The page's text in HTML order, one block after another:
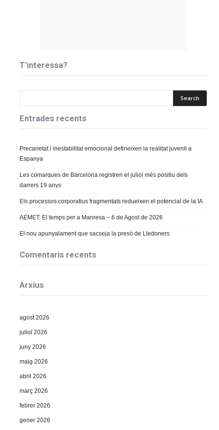
T’interessa?
Entrades recents
Precarietat i inestabilitat emocional defineixen la realitat juvenil a
Espanya
Les comarques de Barcelona registren el juliol més positiu dels
darrers 19 anys
Els processos corporatius fragmentats redueixen el potencial de la IA
AEMET: El temps per a Manresa – 6 de Agost de 2026
El nou apunyalament que sacseja la presó de Lledoners
Comentaris recents
Arxius
agost 2026
juliol 2026
juny 2026
maig 2026
abril 2026
març 2026
febrer 2026
gener 2026